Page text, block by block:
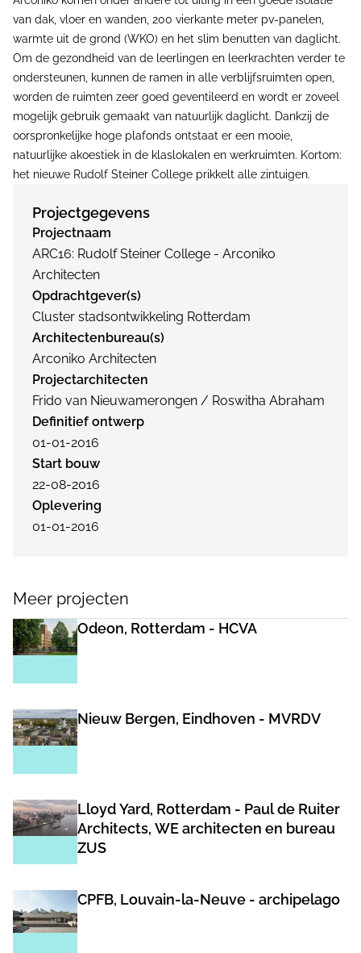
van dak, vloer en wanden, 200 vierkante meter pv-panelen,
warmte uit de grond (WKO) en het slim benutten van daglicht.
Om de gezondheid van de leerlingen en leerkrachten verder te
ondersteunen, kunnen de ramen in alle verblijfsruimten open,
worden de ruimten zeer goed geventileerd en wordt er zoveel
mogelijk gebruik gemaakt van natuurlijk daglicht. Dankzij de
oorspronkelijke hoge plafonds ontstaat er een mooie,
natuurlijke akoestiek in de klaslokalen en werkruimten. Kortom:
het nieuwe Rudolf Steiner College prikkelt alle zintuigen.
Projectgegevens
Projectnaam
ARC16: Rudolf Steiner College - Arconiko
Architecten
Opdrachtgever(s)
Cluster stadsontwikkeling Rotterdam
Architectenbureau(s)
Arconiko Architecten
Projectarchitecten
Frido van Nieuwamerongen / Roswitha Abraham
Definitief ontwerp
01-01-2016
Start bouw
22-08-2016
Oplevering
01-01-2016
Meer projecten
Odeon, Rotterdam - HCVA
Nieuw Bergen, Eindhoven - MVRDV
Lloyd Yard, Rotterdam - Paul de Ruiter
Architects, WE architecten en bureau
ZUS
CPFB, Louvain-la-Neuve - archipelago